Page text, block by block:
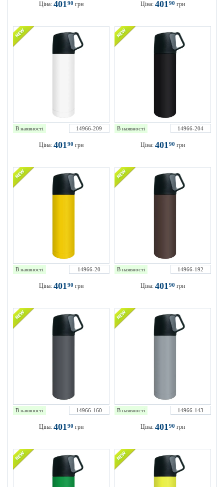
Ціна: 40190 грн Ціна: 40190 грн
В наявності 14966-209
Ціна: 40190 грн
В наявності 14966-204
Ціна: 40190 грн
В наявності 14966-20
Ціна: 40190 грн
В наявності 14966-192
Ціна: 40190 грн
В наявності 14966-160
Ціна: 40190 грн
В наявності 14966-143
Ціна: 40190 грн